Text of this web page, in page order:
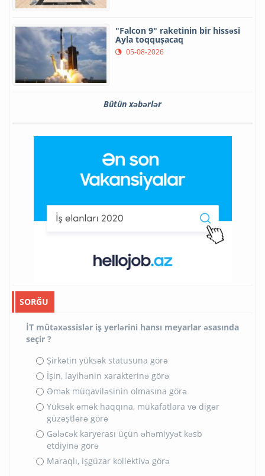
"Falcon 9" raketinin bir hissəsi
Ayla toqquşacaq
05-08-2026
Bütün xəbərlər
SORĞU
İT mütəxəssislər iş yerlərini hansı meyarlar əsasında
seçir ?
Şirkətin yüksək statusuna görə
İşin, layihənin xarakterinə görə
Əmək müqaviləsinin olmasına görə
Yüksək əmək haqqına, mükafatlara və digər
güzəştlərə görə
Gələcək karyerası üçün əhəmiyyət kəsb
etdiyinə görə
Maraqlı, işgüzar kollektivə görə